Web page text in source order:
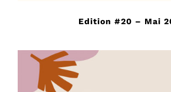
Edition #20 – Mai